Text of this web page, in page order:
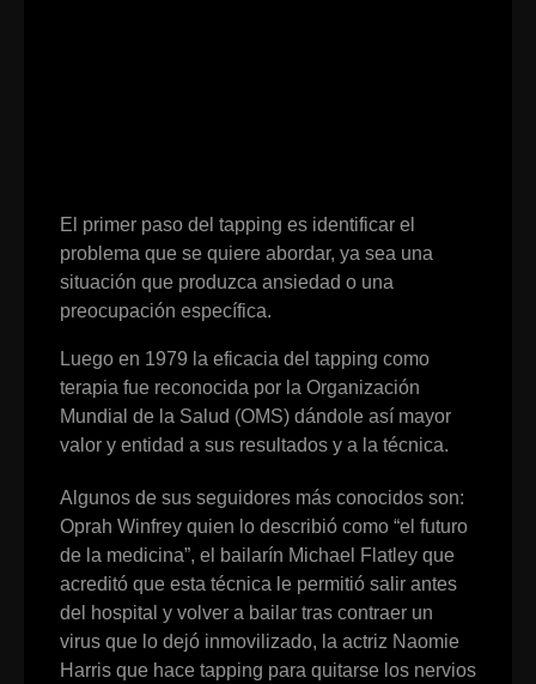
El primer paso del tapping es identificar el
problema que se quiere abordar, ya sea una
situación que produzca ansiedad o una
preocupación específica.
Luego en 1979 la eficacia del tapping como
terapia fue reconocida por la Organización
Mundial de la Salud (OMS) dándole así mayor
valor y entidad a sus resultados y a la técnica.
Algunos de sus seguidores más conocidos son:
Oprah Winfrey quien lo describió como “el futuro
de la medicina”, el bailarín Michael Flatley que
acreditó que esta técnica le permitió salir antes
del hospital y volver a bailar tras contraer un
virus que lo dejó inmovilizado, la actriz Naomie
Harris que hace tapping para quitarse los nervios